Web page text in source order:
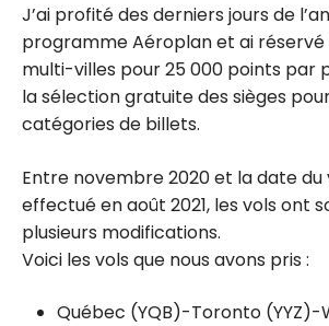
J’ai profité des derniers jours de
programme Aéroplan et ai réservé
multi-villes pour 25 000 points par
la sélection gratuite des sièges
catégories de billets.
Entre novembre 2020 et la date du
effectué en août 2021, les vols ont
plusieurs modifications.
Voici les vols que nous avons pris :
Québec (YQB)-Toronto (YYZ)-